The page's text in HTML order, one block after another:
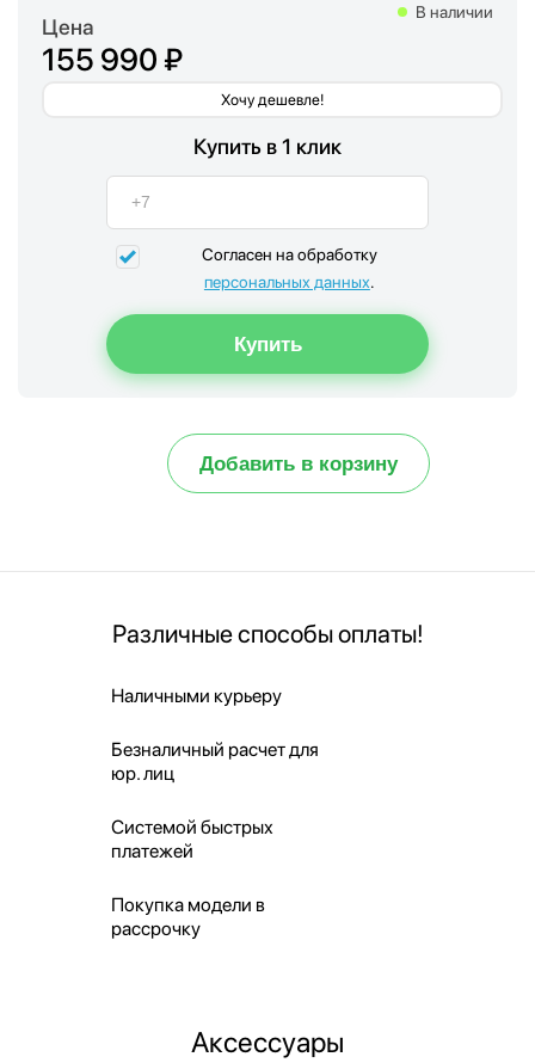
Цена
155 990 ₽
Хочу дешевле!
В наличии
Купить в 1 клик
Согласен на обработку
персональных данных.
Добавить в корзину
Различные способы оплаты!
Наличными курьеру
Безналичный расчет для
юр. лиц
Системой быстрых
платежей
Покупка модели в
рассрочку
Аксессуары